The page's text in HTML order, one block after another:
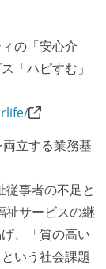
の「安心介
「ハピすむ」
立する業務基
事者の不足と
祉サービスの継
、「質の高い
いう社会課題